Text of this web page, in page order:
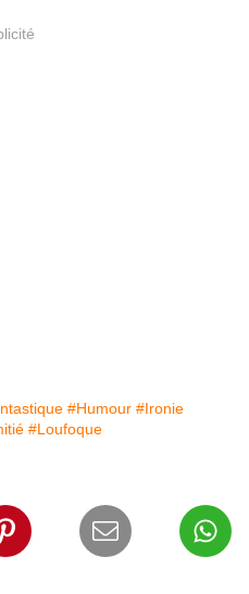
#Humour #Ironie
#Loufoque